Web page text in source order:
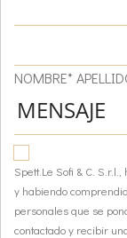
NOMBRE*
Spett.Le Sofi & C.
y habiendo
personales que se
contactado y recibir